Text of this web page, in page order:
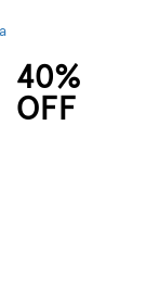
40%
OFF